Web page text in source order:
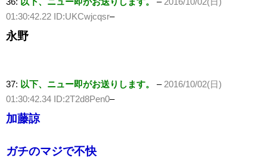
01:30:42.22 ID:UKCwjcqsr–
永野
37: 以下、ニュー即がお送りします。 –2016/10/02(日)
01:30:42.34 ID:2T2d8Pen0–
加藤諒
ガチのマジで不快